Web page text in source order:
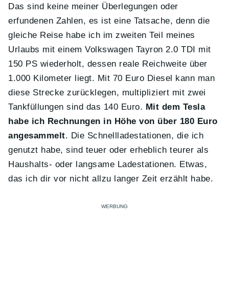
Das sind keine meiner Überlegungen oder
erfundenen Zahlen, es ist eine Tatsache, denn die
gleiche Reise habe ich im zweiten Teil meines
Urlaubs mit einem Volkswagen Tayron 2.0 TDI mit
150 PS wiederholt, dessen reale Reichweite über
1.000 Kilometer liegt. Mit 70 Euro Diesel kann man
diese Strecke zurücklegen, multipliziert mit zwei
Tankfüllungen sind das 140 Euro. Mit dem Tesla
habe ich Rechnungen in Höhe von über 180 Euro
angesammelt. Die Schnellladestationen, die ich
genutzt habe, sind teuer oder erheblich teurer als
Haushalts- oder langsame Ladestationen. Etwas,
das ich dir vor nicht allzu langer Zeit erzählt habe.